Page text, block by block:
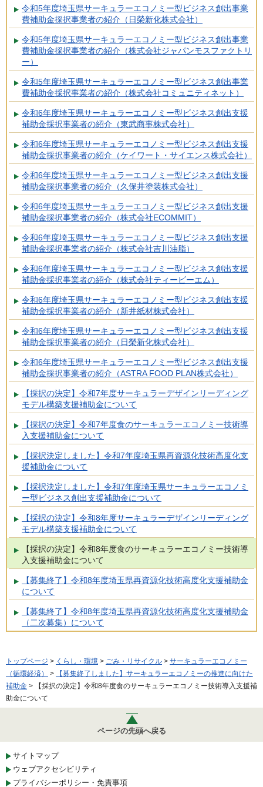
令和5年度埼玉県サーキュラーエコノミー型ビジネス創出事業
費補助金採択事業者の紹介（日榮新化株式会社）
令和5年度埼玉県サーキュラーエコノミー型ビジネス創出事業
費補助金採択事業者の紹介（株式会社ジャパンモスファクトリ
ー）
令和5年度埼玉県サーキュラーエコノミー型ビジネス創出事業
費補助金採択事業者の紹介（株式会社コミュニティネット）
令和6年度埼玉県サーキュラーエコノミー型ビジネス創出支援
補助金採択事業者の紹介（東武商事株式会社）
令和6年度埼玉県サーキュラーエコノミー型ビジネス創出支援
補助金採択事業者の紹介（ケイワート・サイエンス株式会社）
令和6年度埼玉県サーキュラーエコノミー型ビジネス創出支援
補助金採択事業者の紹介（久保井塗装株式会社）
令和6年度埼玉県サーキュラーエコノミー型ビジネス創出支援
補助金採択事業者の紹介（株式会社ECOMMIT）
令和6年度埼玉県サーキュラーエコノミー型ビジネス創出支援
補助金採択事業者の紹介（株式会社吉川油脂）
令和6年度埼玉県サーキュラーエコノミー型ビジネス創出支援
補助金採択事業者の紹介（株式会社ティービーエム）
令和6年度埼玉県サーキュラーエコノミー型ビジネス創出支援
補助金採択事業者の紹介（新井紙材株式会社）
令和6年度埼玉県サーキュラーエコノミー型ビジネス創出支援
補助金採択事業者の紹介（日榮新化株式会社）
令和6年度埼玉県サーキュラーエコノミー型ビジネス創出支援
補助金採択事業者の紹介（ASTRA FOOD PLAN株式会社）
【採択の決定】令和7年度サーキュラーデザインリーディング
モデル構築支援補助金について
【採択の決定】令和7年度食のサーキュラーエコノミー技術導
入支援補助金について
【採択決定しました】令和7年度埼玉県再資源化技術高度化支
援補助金について
【採択決定しました】令和7年度埼玉県サーキュラーエコノミ
ー型ビジネス創出支援補助金について
【採択の決定】令和8年度サーキュラーデザインリーディング
モデル構築支援補助金について
【採択の決定】令和8年度食のサーキュラーエコノミー技術導
入支援補助金について
【募集終了】令和8年度埼玉県再資源化技術高度化支援補助金
について
【募集終了】令和8年度埼玉県再資源化技術高度化支援補助金
（二次募集）について
トップページ > くらし・環境 > ごみ・リサイクル > サーキュラーエコノミー
（循環経済）
>
【募集終了しました】サーキュラーエコノミーの推進に向けた
補助金 > 【採択の決定】令和8年度食のサーキュラーエコノミー技術導入支援補
助金について
ページの先頭へ戻る
サイトマップ
ウェブアクセシビリティ
プライバシーポリシー・免責事項